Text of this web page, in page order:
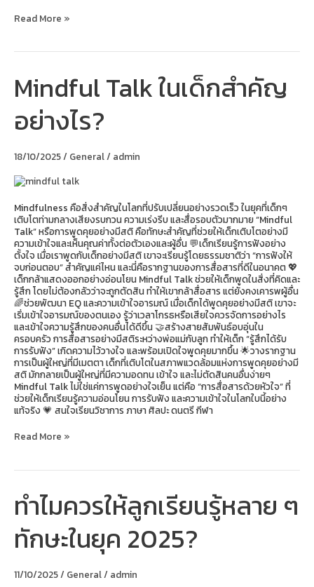
Read More »
Mindful Talk ในเด็กสำคัญ
อย่างไร?
18/10/2025/ General/ admin
Mindfulness คือสิ่งสำคัญในโลกที่ปรับเปลี่ยนอย่างรวดเร็ว ในยุคที่เด็กๆ
เติบโตท่ามกลางเสียงรบกวน ความเร่งรีบ และสื่อรอบตัวมากมาย “Mindful
Talk” หรือการพูดคุยอย่างมีสติ คือทักษะสำคัญที่ช่วยให้เด็กเติบโตอย่างมี
ความเข้าใจและเห็นคุณค่าทั้งต่อตัวเองและผู้อื่น 💬เด็กเรียนรู้การฟังอย่าง
ตั้งใจ เมื่อเราพูดกับเด็กอย่างมีสติ เขาจะเรียนรู้โดยธรรมชาติว่า “การฟังให้
จบก่อนตอบ” สำคัญแค่ไหน และนี่คือรากฐานของการสื่อสารที่ดีในอนาคต 💖
เด็กกล้าแสดงออกอย่างอ่อนโยน Mindful Talk ช่วยให้เด็กพูดในสิ่งที่คิดและ
รู้สึก โดยไม่ต้องกลัวว่าจะถูกตัดสิน ทำให้เขากล้าสื่อสาร แต่ยังคงเคารพผู้อื่น
🌈ช่วยพัฒนา EQ และความเข้าใจอารมณ์ เมื่อเด็กได้พูดคุยอย่างมีสติ เขาจะ
เริ่มเข้าใจอารมณ์ของตนเอง รู้ว่าเวลาโกรธหรือเสียใจควรจัดการอย่างไร
และเข้าใจความรู้สึกของคนอื่นได้ดีขึ้น 🤝สร้างสายสัมพันธ์อบอุ่นใน
ครอบครัว การสื่อสารอย่างมีสติระหว่างพ่อแม่กับลูก ทำให้เด็ก “รู้สึกได้รับ
การรับฟัง” เกิดความไว้วางใจ และพร้อมเปิดใจพูดคุยมากขึ้น 🌟วางรากฐาน
การเป็นผู้ใหญ่ที่มีเมตตา เด็กที่เติบโตในสภาพแวดล้อมแห่งการพูดคุยอย่างมี
สติ มักกลายเป็นผู้ใหญ่ที่มีความอดทน เข้าใจ และไม่ตัดสินคนอื่นง่ายๆ
Mindful Talk ไม่ใช่แค่การพูดอย่างใจเย็น แต่คือ “การสื่อสารด้วยหัวใจ” ที่
ช่วยให้เด็กเรียนรู้ความอ่อนโยน การรับฟัง และความเข้าใจในโลกใบนี้อย่าง
แท้จริง 💗 สนใจเรียนวิชาการ ภาษา ศิลปะ ดนตรี กีฬา
Mindful
Talk
ใน
สำคัญ
Read More »
ทำไมควรให้ลูกเรียนรู้หลาย ๆ
ทักษะในยุค 2025?
11/10/2025/ General/ admin
ทำไม
ควร
ให้
ลูก
เรียน
ๆ